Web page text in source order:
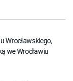
Wrocławskiego,
we Wrocławiu